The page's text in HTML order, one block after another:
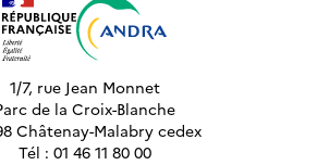
1/7, rue Jean Monnet
de la Croix-Blanche
Châtenay-Malabry cedex
Tél : 01 46 11 80 00